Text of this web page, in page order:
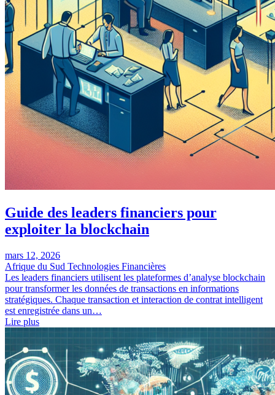
Guide des leaders financiers pour
exploiter la blockchain
mars 12, 2026
Afrique du Sud Technologies Financières
Les leaders financiers utilisent les plateformes d’analyse blockchain
pour transformer les données de transactions en informations
stratégiques. Chaque transaction et interaction de contrat intelligent
est enregistrée dans un…
Lire plus